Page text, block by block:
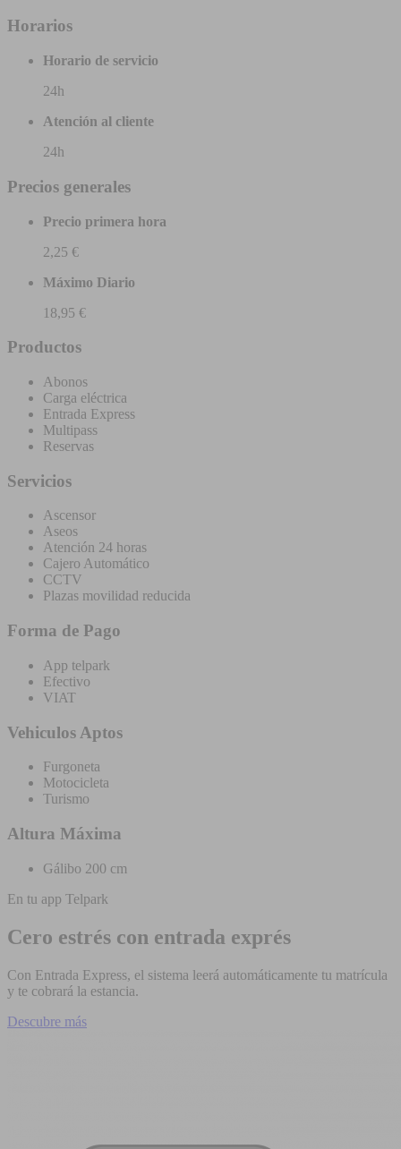
Horarios
Horario de servicio
24h
Atención al cliente
24h
Precios generales
Precio primera hora
2,25 €
Máximo Diario
18,95 €
Productos
Abonos
Carga eléctrica
Entrada Express
Multipass
Reservas
Servicios
Ascensor
Aseos
Atención 24 horas
Cajero Automático
CCTV
Plazas movilidad reducida
Forma de Pago
App telpark
Efectivo
VIAT
Vehiculos Aptos
Furgoneta
Motocicleta
Turismo
Altura Máxima
Gálibo 200 cm
En tu app Telpark
Cero estrés con entrada exprés
Con Entrada Express, el sistema leerá automáticamente tu matrícula
y te cobrará la estancia.
Descubre más